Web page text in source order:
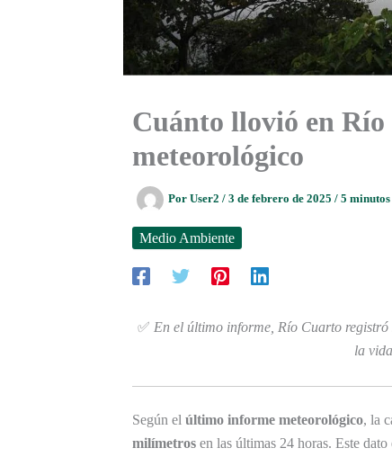
Cuánto llovió en
meteorológico
Por User2 / 3 de febrero de 2025 / 5
Medio Ambiente
✅ En el último informe, Río Cuarto
la
Según el último informe meteorológico, la
milímetros en las últimas 24 horas. Este